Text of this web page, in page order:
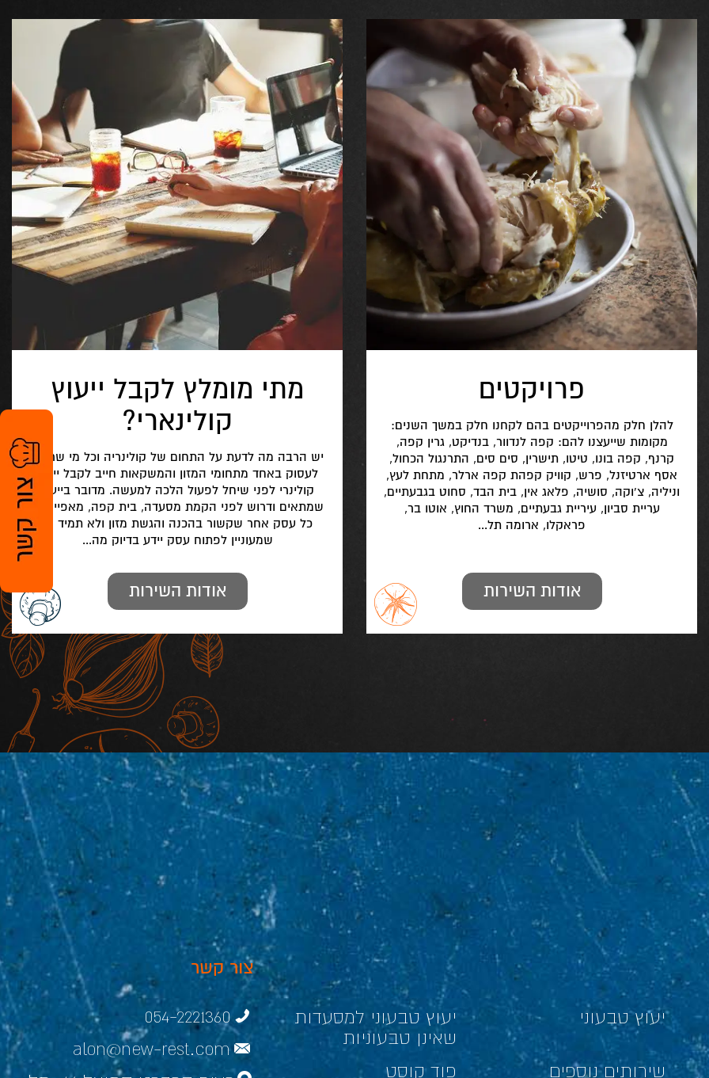
פרויקטים
להלן חלק מהפרוייקטים בהם לקחנו חלק במשך השנים:
מקומות שייעצנו להם: קפה לנדוור, בנדיקט, גרין קפה,
קרנף, קפה בונו, טיטו, תישרין, סים סים, התרנגול הכחול,
אסף ארטיזנל, פרש, קוויק קפהת קפה ארלר, מתחת לעץ,
וניליה, צ'וקה, סושיה, פלאג אין, בית הבד, סחוט בגבעתיים,
עריית סביון, עיריית גבעתיים, משרד החוץ, אוטו בר,
פראקלו, ארומה תל...
אודות השירות
מתי מומלץ לקבל ייעוץ
קולינארי?
יש הרבה מה לדעת על התחום של קולינריה וכל מי שרוצה
לעסוק באחד מתחומי המזון והמשקאות חייב לקבל ייעוץ
קולינרי לפני שיחל לפעול הלכה למעשה. מדובר בייעוץ
שמתאים ודרוש לפני הקמת מסעדה, בית קפה, מאפייה או
כל עסק אחר שקשור בהכנה והגשת מזון ולא תמיד מי
שמעוניין לפתוח עסק יידע בדיוק מה...
אודות השירות
יעוץ טבעוני
יעוץ טבעוני למסעדות
שאינן טבעוניות
שירותים נוספים
פוד קוסט
צור קשר
054-2221360
alon@new-rest.com